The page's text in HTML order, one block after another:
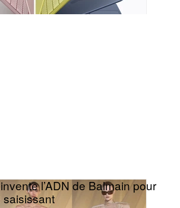
l’ADN de Balmain pour
saisissant